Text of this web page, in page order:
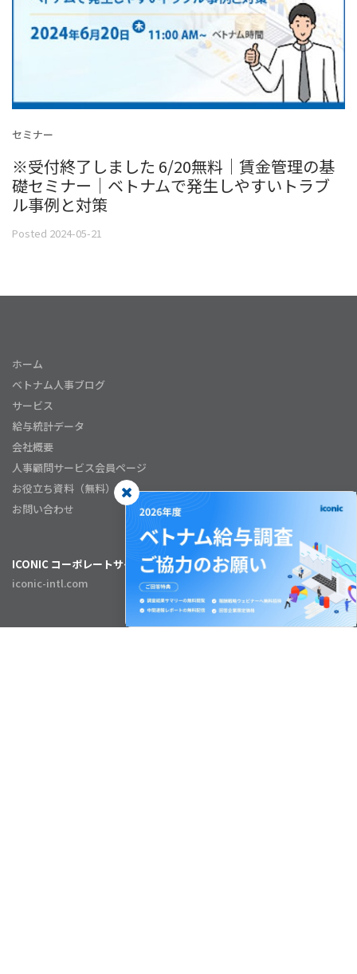
セミナー
※受付終了しました 6/20無料｜賃金管理の基
礎セミナー｜ベトナムで発生しやすいトラブ
ル事例と対策
Posted 2024-05-21
ホーム
ベトナム人事ブログ
サービス
給与統計データ
会社概要
人事顧問サービス会員ページ
お役立ち資料（無料）
お問い合わせ
ICONIC コーポレートサイト
iconic-intl.com